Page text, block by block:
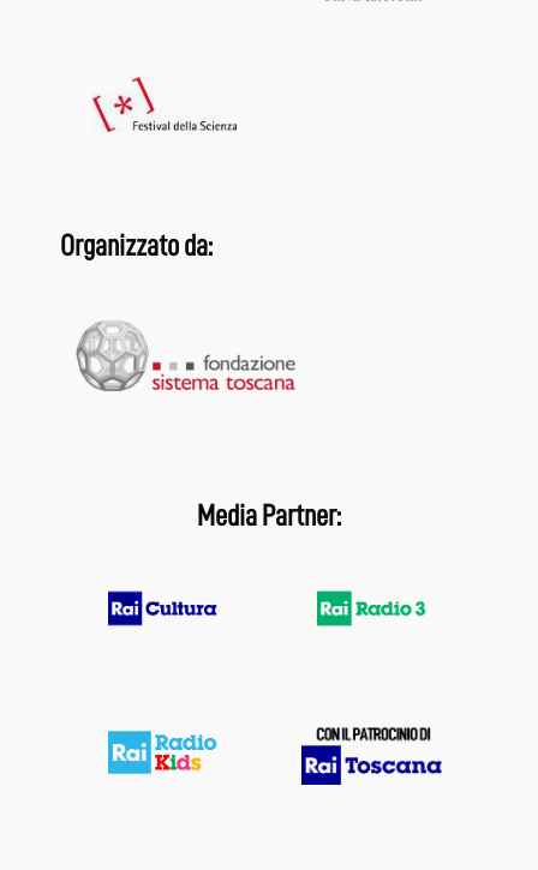
Organizzato da:
Media Partner: